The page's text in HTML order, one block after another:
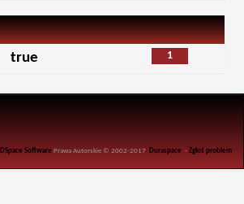
1
true
DSpace Software Prawa Autorskie © 2002-2017 Duraspace -Zgłoś problem